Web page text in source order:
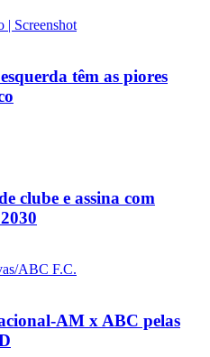
têm as piores
clube e assina com
AM x ABC pelas